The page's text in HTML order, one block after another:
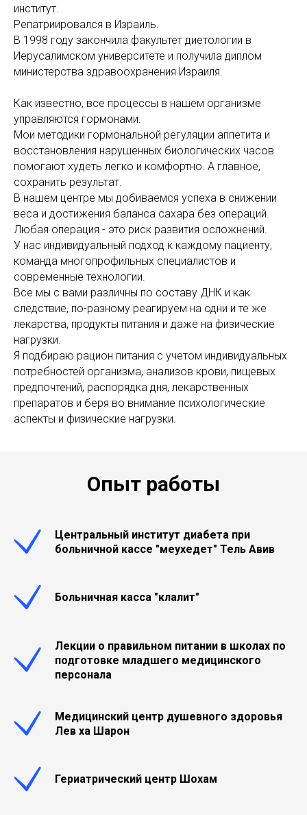
институт.
Репатриировался в Израиль.
В 1998 году закончила факультет диетологии в
Иерусалимском университете и получила диплом
министерства здравоохранения Израиля.
Как известно, все процессы в нашем организме
управляются гормонами.
Мои методики гормональной регуляции аппетита и
восстановления нарушенных биологических часов
помогают худеть легко и комфортно. А главное,
сохранить результат.
В нашем центре мы добиваемся успеха в снижении
веса и достижения баланса сахара без операций.
Любая операция - это риск развития осложнений.
У нас индивидуальный подход к каждому пациенту,
команда многопрофильных специалистов и
современные технологии.
Все мы с вами различны по составу ДНК и как
следствие, по-разному реагируем на одни и те же
лекарства, продукты питания и даже на физические
нагрузки.
Я подбираю рацион питания с учетом индивидуальных
потребностей организма, анализов крови, пищевых
предпочтений, распорядка дня, лекарственных
препаратов и беря во внимание психологические
аспекты и физические нагрузки.
Опыт работы
Центральный институт диабета при
больничной кассе "меухедет" Тель Авив
Больничная касса "клалит"
Лекции о правильном питании в школах по
подготовке младшего медицинского
персонала
Медицинский центр душевного здоровья
Лев ха Шарон
Гериатрический центр Шохам